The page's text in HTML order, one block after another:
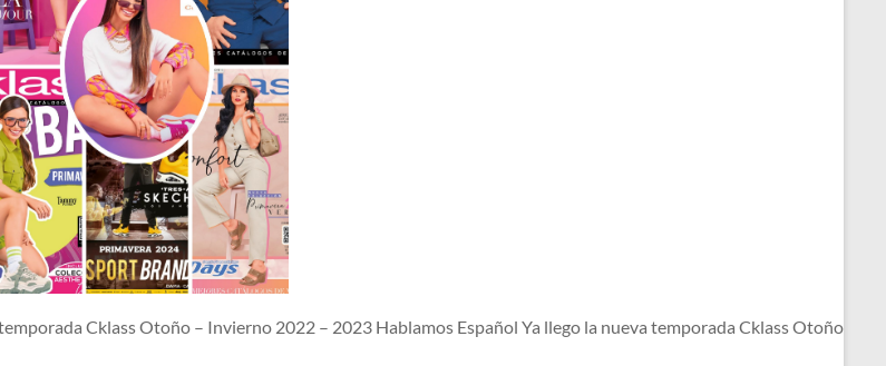
Cklass Otoño – Invierno 2022 – 2023 Hablamos Español Ya llego la nueva temporada Cklass Otoño